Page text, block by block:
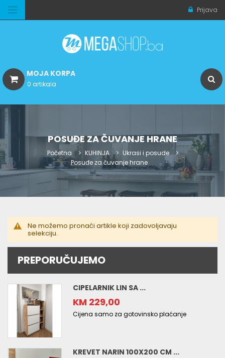
Prijava
MOJA KORPA
0 artikala
POSUĐE ZA ČUVANJE HRANE
Početna KUHINJA
Ukrasi i posude
Posuđe za čuvanje hrane
Ne možemo pronaći artikle koji zadovoljavaju
selekciju.
PREPORUČUJEMO
CIPELARNIK LIN SA ...
KM 229,00
Cijena samo za gotovinsko plaćanje
KREVET NARIN 100X200 CM ...